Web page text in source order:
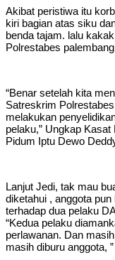
Akibat peristiwa itu
kiri bagian atas siku
benda tajam. lalu
Polrestabes
“Benar setelah kita
Satreskrim
melakukan
pelaku,” Ungkap
Pidum Iptu Dewo
Lanjut Jedi, tak mau
diketahui , anggota
terhadap dua pelaku
“Kedua pelaku
perlawanan. Dan
masih diburu anggota,